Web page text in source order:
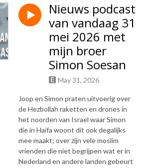
Nieuws podcast
van vandaag 31
mei 2026 met
mijn broer
Simon Soesan
May 31, 2026
Joop en Simon praten uitvoerig over
de Hezbollah raketten en drones in
het noorden van Israel waar Simon
die in Haifa woont dit ook degalijks
mee maakt; over zijn vele moslim
vrienden die niet begrijpen wat er in
Nederland en andere landen gebeurt